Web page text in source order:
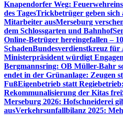
Knapendorfer Weg:
des TagesTrickbetrüger geben sich
Mitarbeiter ausMerseburg
dem Schlossgarten und Bahnhof
Online-Betrüger hereingefallen –
SchadenBundesverdienstkreuz für
Ministerpräsident würdigt
Bergmannsring: OB Müller-Bahr
endet in der Grünanlage: Zeugen
FußEigenbetrieb statt
Rekommunalisierung der Kitas frei
Merseburg 2026: Hofschneiderei
ausVerkehrsunfallbilanz 2025: